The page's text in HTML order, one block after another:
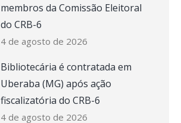
membros da Comissão Eleitoral
do CRB-6
4 de agosto de 2026
Bibliotecária é contratada em
Uberaba (MG) após ação
fiscalizatória do CRB-6
4 de agosto de 2026